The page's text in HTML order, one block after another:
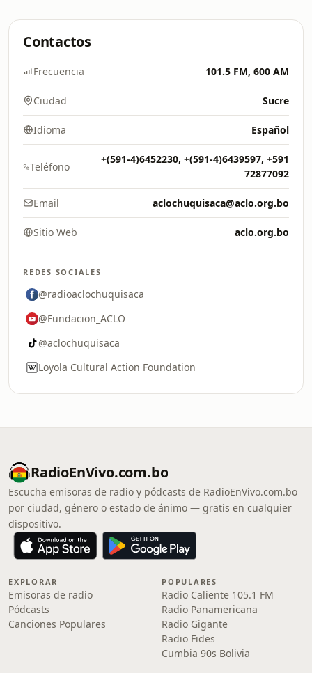
Contactos
Frecuencia 101.5 FM, 600 AM
Ciudad Sucre
Idioma Español
Teléfono
+(591-4)6452230, +(591-4)6439597, +591
72877092
Email aclochuquisaca@aclo.org.bo
Sitio Web aclo.org.bo
REDES SOCIALES
@radioaclochuquisaca
@Fundacion_ACLO
@aclochuquisaca
Loyola Cultural Action Foundation
RadioEnVivo.com.bo
Escucha emisoras de radio y pódcasts de RadioEnVivo.com.bo
por ciudad, género o estado de ánimo — gratis en cualquier
dispositivo.
EXPLORAR
Emisoras de radio
Pódcasts
Canciones Populares
POPULARES
Radio Caliente 105.1 FM
Radio Panamericana
Radio Gigante
Radio Fides
Cumbia 90s Bolivia